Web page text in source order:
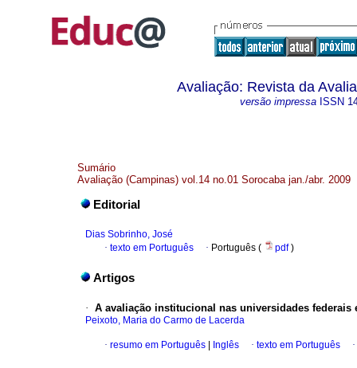
Avaliação: Revista da
versão impressa ISSN
Sumário
Avaliação (Campinas) vol.14 no.01 Sorocaba jan./abr. 2009
Editorial
Dias Sobrinho, José
· texto em Português · Português ( pdf)
Artigos
· A avaliação institucional nas universidades federais
Peixoto, Maria do Carmo de Lacerda
· resumo em Português Inglês · texto em Português ·